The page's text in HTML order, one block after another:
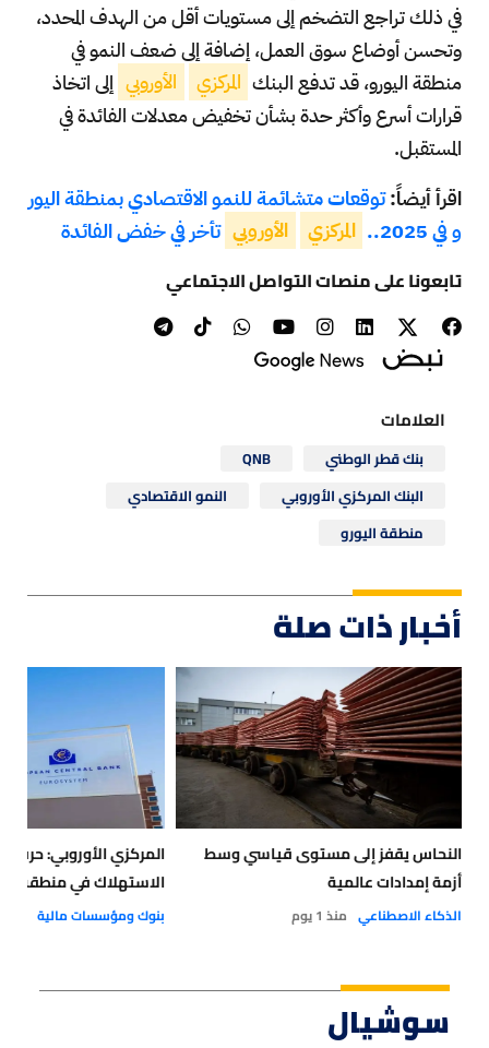
في ذلك تراجع التضخم إلى مستويات أقل من الهدف المحدد،
وتحسن أوضاع سوق العمل، إضافة إلى ضعف النمو في
منطقة اليورو، قد تدفع البنك المركزي الأوروبي إلى اتخاذ
قرارات أسرع وأكثر حدة بشأن تخفيض معدلات الفائدة في
المستقبل.
اقرأ أيضاً:توقعات متشائمة للنمو الاقتصادي بمنطقة اليور
و في 2025..
المركزي الأوروبي تأخر في خفض الفائدة
تابعونا على منصات التواصل الاجتماعي
العلامات
بنك قطر الوطني
QNB
البنك المركزي الأوروبي
النمو الاقتصادي
منطقة اليورو
أخبار ذات صلة
النحاس يقفز إلى مستوى قياسي وسط
أزمة إمدادات عالمية
الذكاء الاصطناعي منذ 1 يوم
المركزي الأوروبي: حرب
الاستهلاك في منطقة
بنوك ومؤسسات مالية
سوشيال